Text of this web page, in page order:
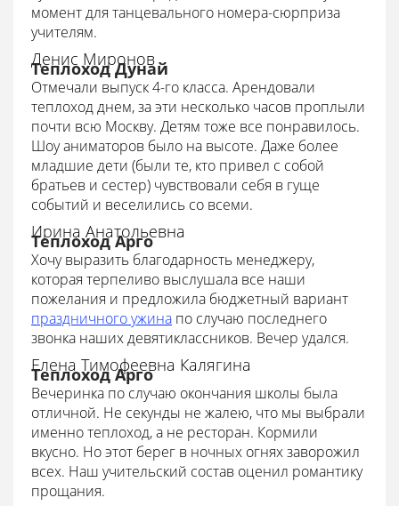
момент для танцевального номера-сюрприза
учителям.
Денис Миронов
Теплоход Дунай
Отмечали выпуск 4-го класса. Арендовали
теплоход днем, за эти несколько часов проплыли
почти всю Москву. Детям тоже все понравилось.
Шоу аниматоров было на высоте. Даже более
младшие дети (были те, кто привел с собой
братьев и сестер) чувствовали себя в гуще
событий и веселились со всеми.
Ирина Анатольевна
Теплоход Арго
Хочу выразить благодарность менеджеру,
которая терпеливо выслушала все наши
пожелания и предложила бюджетный вариант
праздничного ужина по случаю последнего
звонка наших девятиклассников. Вечер удался.
Елена Тимофеевна Калягина
Теплоход Арго
Вечеринка по случаю окончания школы была
отличной. Не секунды не жалею, что мы выбрали
именно теплоход, а не ресторан. Кормили
вкусно. Но этот берег в ночных огнях заворожил
всех. Наш учительский состав оценил романтику
прощания.